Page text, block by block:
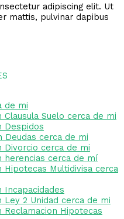
adipiscing elit. Ut
mattis, pulvinar dapibus
de mi
Suelo cerca de mi
Despidos
Deudas cerca de mi
Divorcio cerca de mi
herencias cerca de mí
Hipotecas Multidivisa cerca
Incapacidades
2 Unidad cerca de mi
Hipotecas